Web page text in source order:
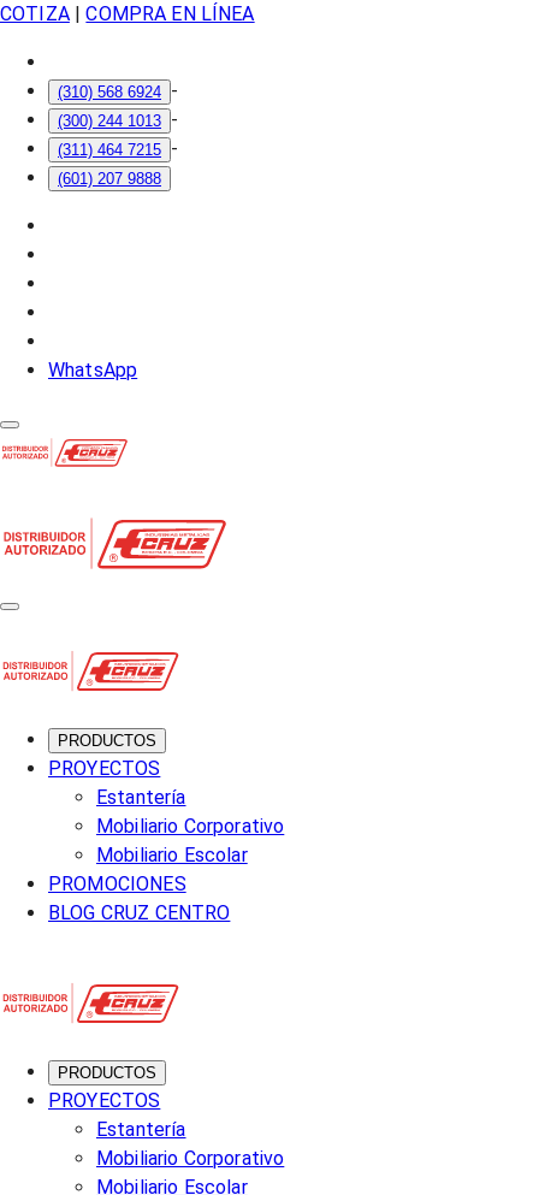
COTIZA| COMPRA EN LÍNEA
(310) 568 6924 -
(300) 244 1013 -
(311) 464 7215 -
(601) 207 9888
WhatsApp
PRODUCTOS
PROYECTOS
Estantería
Mobiliario Corporativo
Mobiliario Escolar
PROMOCIONES
BLOG CRUZ CENTRO
PRODUCTOS
PROYECTOS
Estantería
Mobiliario Corporativo
Mobiliario Escolar